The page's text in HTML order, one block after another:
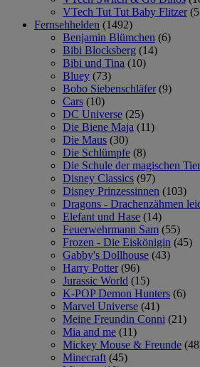
VTech Tut Tut Baby Flitzer
Fernsehhelden (1492)
Benjamin Blümchen (6)
Bibi Blocksberg (14)
Bibi und Tina (10)
Bluey (73)
Bobo Siebenschläfer (9)
Cars (10)
DC Universe (25)
Die Biene Maja (11)
Die Maus (30)
Die Schlümpfe (8)
Die Schule der magischen
Disney Classics (97)
Disney Prinzessinnen (103)
Dragons - Drachenzähmen
Elefant und Hase (14)
Feuerwehrmann Sam (55)
Frozen - Die Eiskönigin (45)
Gabby's Dollhouse (43)
Harry Potter (96)
Jurassic World (15)
K-POP Demon Hunters (6)
Marvel Universe (41)
Meine Freundin Conni (21)
Mia and me (11)
Mickey Mouse & Freunde
Minecraft (45)